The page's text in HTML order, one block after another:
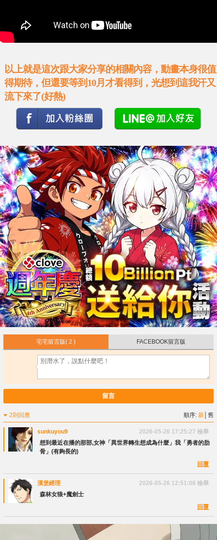
以上就是這次跟大家分享的相關內容，動畫本身很值
得期待，但還要等到10月才看得到，光想到這我汗又
流下來了(好熱)
宅宅留言版( 2 ) FACEBOOK留言版
留言
2則回應 順序:新 │舊
sunkuyou9 2026-05-26 17:25:27 檢舉
想到最近在播的那部,女神「異世界轉生想成為什麼」我「勇者的肋
骨」(有夠長的)
回覆
漢堡經理 2026-05-26 12:51:08 檢舉
森林女狼+魔劍士
回覆